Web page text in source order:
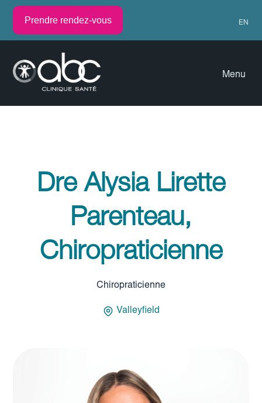
Prendre rendez-vous EN
Menu
Dre Alysia Lirette
Parenteau,
Chiropraticienne
Chiropraticienne
Valleyfield